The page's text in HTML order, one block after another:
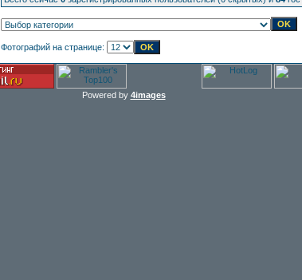
Фотографий на странице:
Powered by 4images